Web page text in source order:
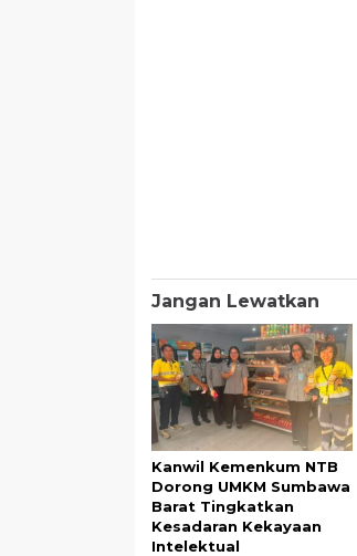
Jangan Lewatkan
Kanwil Kemenkum NTB
Dorong UMKM Sumbawa
Barat Tingkatkan
Kesadaran Kekayaan
Intelektual